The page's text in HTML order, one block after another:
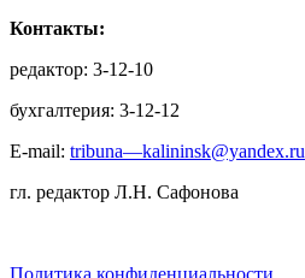
Контакты:
редактор: 3-12-10
бухгалтерия: 3-12-12
E-mail: tribuna—kalininsk@yandex.ru
гл. редактор Л.Н. Сафонова